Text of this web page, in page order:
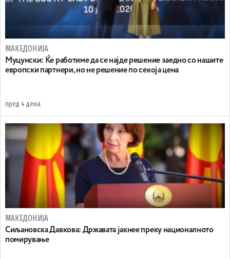
МАКЕДОНИЈА
Муцунски: Ќе работиме да се најде решение заедно со нашите
европски партнери, но не решение по секоја цена
пред 4 дена
МАКЕДОНИЈА
Сиљановска Давкова: Државата јакнее преку националното
помирување